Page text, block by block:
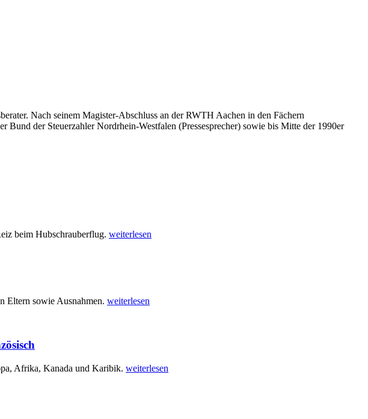
Nach seinem Magister-Abschluss an der RWTH Aachen in den Fächern
der Steuerzahler Nordrhein-Westfalen (Pressesprecher) sowie bis Mitte der 1990er
beim Hubschrauberflug. weiterlesen
Eltern sowie Ausnahmen. weiterlesen
Afrika, Kanada und Karibik. weiterlesen